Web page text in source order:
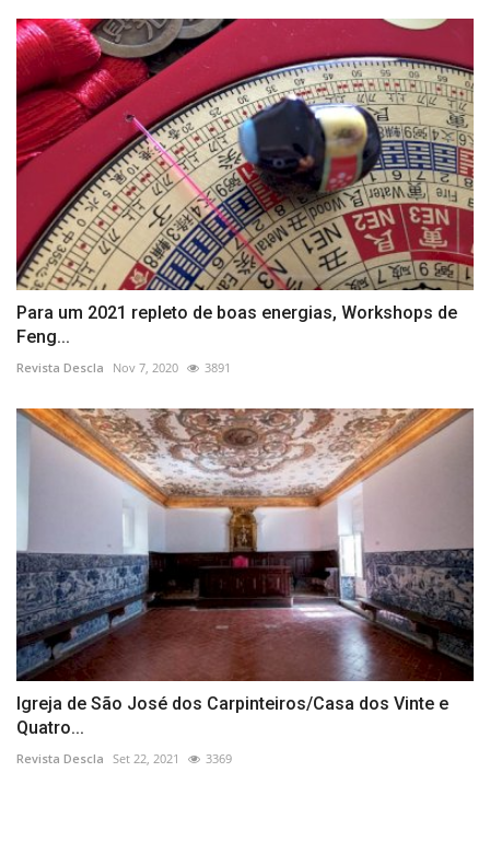
Para um 2021 repleto de boas energias, Workshops de
Feng...
Revista Descla Nov 7, 2020 3891
Igreja de São José dos Carpinteiros/Casa dos Vinte e
Quatro...
Revista Descla Set 22, 2021 3369